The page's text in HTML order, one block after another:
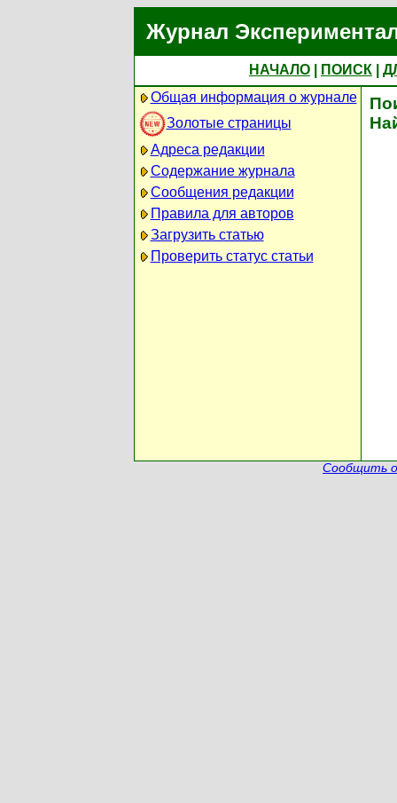
Журнал
НАЧАЛО ПОИСК
Общая информация о журнале
Золотые страницы
Адреса редакции
Содержание журнала
Сообщения редакции
Правила для авторов
Загрузить статью
Проверить статус статьи
Сообщить о